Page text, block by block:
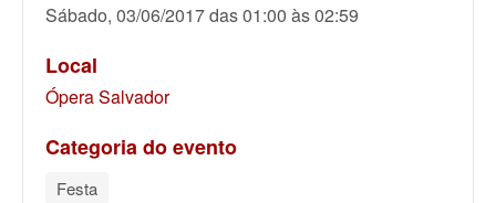
Sábado, 03/06/2017 das 01:00 às 02:59
Local
Ópera Salvador
Categoria do evento
Festa